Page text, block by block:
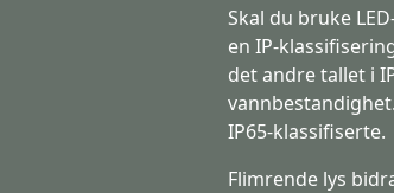
Skal du bruke
en IP-
det andre tallet i
IP65-klassifiserte.
Flimrende lys